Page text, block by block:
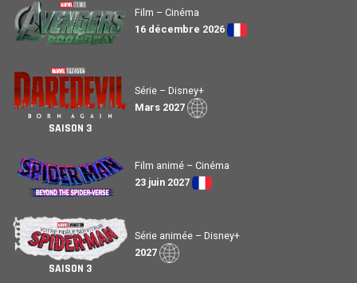
Film – Cinéma
16 décembre 2026
SAISON 3
Série – Disney+
Mars 2027
Film animé – Cinéma
23 juin 2027
SAISON 3
Série animée – Disney+
2027